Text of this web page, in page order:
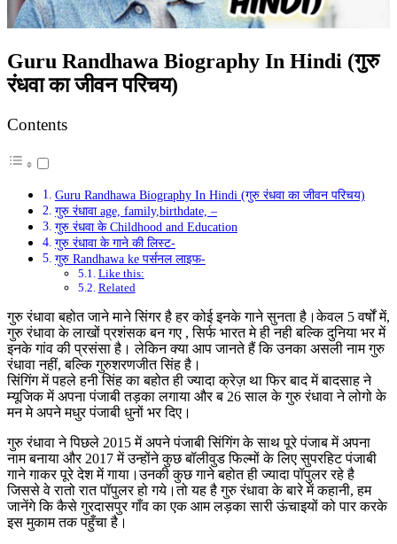
Guru Randhawa Biography In Hindi (गुरु
रंधवा का जीवन परिचय)
Contents
Guru Randhawa Biography In Hindi (गुरु रंधवा का जीवन परिचय)
गुरु रंधावा age, family,birthdate, –
गुरु रंधवा के Childhood and Education
गुरु रंधावा के गाने की लिस्ट-
गुरु Randhawa ke पर्सनल लाइफ-
Like this:
Related
गुरु रंधावा बहोत जाने माने सिंगर है हर कोई इनके गाने सुनता है।केवल 5 वर्षों में,
गुरु रंधावा के लाखों प्रशंसक बन गए , सिर्फ भारत मे ही नही बल्कि दुनिया भर में
इनके गांव की प्रसंसा है। लेकिन क्या आप जानते हैं कि उनका असली नाम गुरु
रंधावा नहीं, बल्कि गुरुशरणजीत सिंह है।
सिंगिंग में पहले हनी सिंह का बहोत ही ज्यादा क्रेज़ था फिर बाद में बादसाह ने
म्यूजिक में अपना पंजाबी तड़का लगाया और ब 26 साल के गुरु रंधावा ने लोगो के
मन मे अपने मधुर पंजाबी धुनों भर दिए।
गुरु रंधावा ने पिछले 2015 में अपने पंजाबी सिंगिंग के साथ पूरे पंजाब में अपना
नाम बनाया और 2017 में उन्होंने कुछ बॉलीवुड फिल्मों के लिए सुपरहिट पंजाबी
गाने गाकर पूरे देश में गाया।उनकी कुछ गाने बहोत ही ज्यादा पॉपुलर रहे है
जिससे वे रातो रात पॉपुलर हो गये।तो यह है गुरु रंधावा के बारे में कहानी, हम
जानेंगे कि कैसे गुरदासपुर गाँव का एक आम लड़का सारी ऊंचाइयों को पार करके
इस मुकाम तक पहुँचा है।